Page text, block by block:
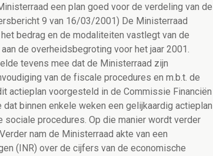
een plan goed voor de verdeling van de
9 van 16/03/2001) De Ministerraad
bedrag en de modaliteiten vastlegt van de
de overheidsbegroting voor het jaar 2001.
tevens mee dat de Ministerraad zijn
van de fiscale procedures en m.b.t. de
actieplan voorgesteld in de Commissie Financiën
binnen enkele weken een gelijkaardig actieplan
procedures. Op die manier wordt verder
nam de Ministerraad akte van een
(INR) over de cijfers van de economische